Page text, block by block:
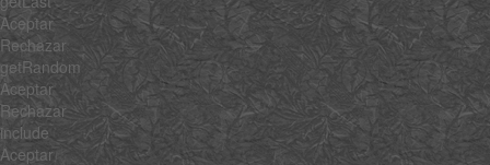
Aceptar
Rechazar
getRandom
Aceptar
Rechazar
include
Aceptar